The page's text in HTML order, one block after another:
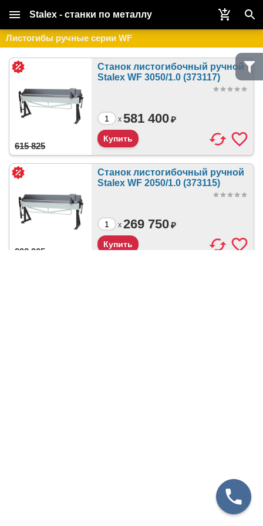
Stalex - станки по металлу
Листогибы ручные серии WF
Станок листогибочный ручной
Stalex WF 3050/1.0 (373117)
x
615 825
581 400₽
Станок листогибочный ручной
Stalex WF 2050/1.0 (373115)
x
292 905
269 750₽